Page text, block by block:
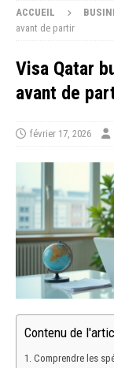
ACCUEIL
avant de partir
Visa Qatar
avant de
février 17, 2026
Contenu de
Comprendre les